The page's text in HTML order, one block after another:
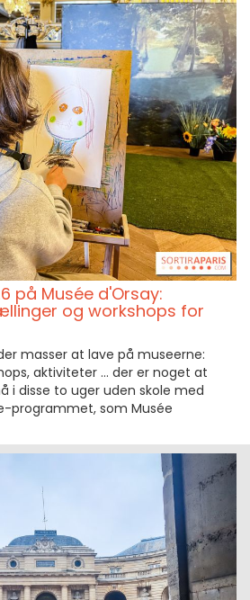
på Musée d'Orsay:
og workshops for
masser at lave på museerne:
aktiviteter ... der er noget at
i disse to uger uden skole med
programmet, som Musée